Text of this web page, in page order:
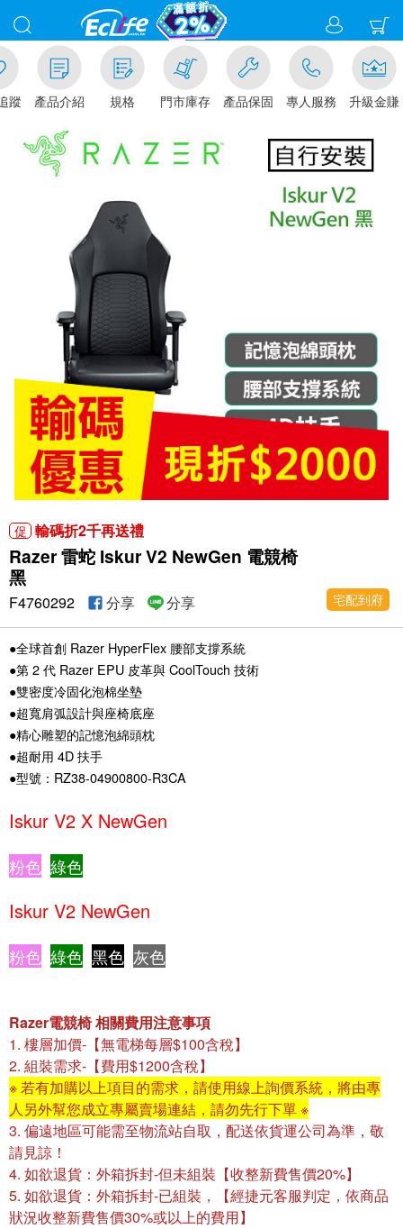
蹤 產品介紹 規格 門市庫存 產品保固 專人服務 升級金賺
促 輸碼折2千再送禮
Razer 雷蛇 Iskur V2 NewGen 電競椅
黑
宅配到府
F4760292 分享 分享
●全球首創 Razer HyperFlex 腰部支撐系統
●第 2 代 Razer EPU 皮革與 CoolTouch 技術
●雙密度冷固化泡棉坐墊
●超寬肩弧設計與座椅底座
●精心雕塑的記憶泡綿頭枕
●超耐用 4D 扶手
●型號：RZ38-04900800-R3CA
Iskur V2 X NewGen
粉色 綠色
Iskur V2 NewGen
粉色 綠色 黑色 灰色
Razer電競椅 相關費用注意事項
1. 樓層加價-【無電梯每層$100含稅】
2. 組裝需求-【費用$1200含稅】
※ 若有加購以上項目的需求，請使用線上詢價系統，將由專
人另外幫您成立專屬賣場連結 ，請勿先行下單※
3. 偏遠地區可能需至物流站自取，配送依貨運公司為準，敬
請見諒！
4. 如欲退貨：外箱拆封-但未組裝【收整新費售價20%】
5. 如欲退貨：外箱拆封-已組裝，【經捷元客服判定，依商品
狀況收整新費售價30%或以上的費用】